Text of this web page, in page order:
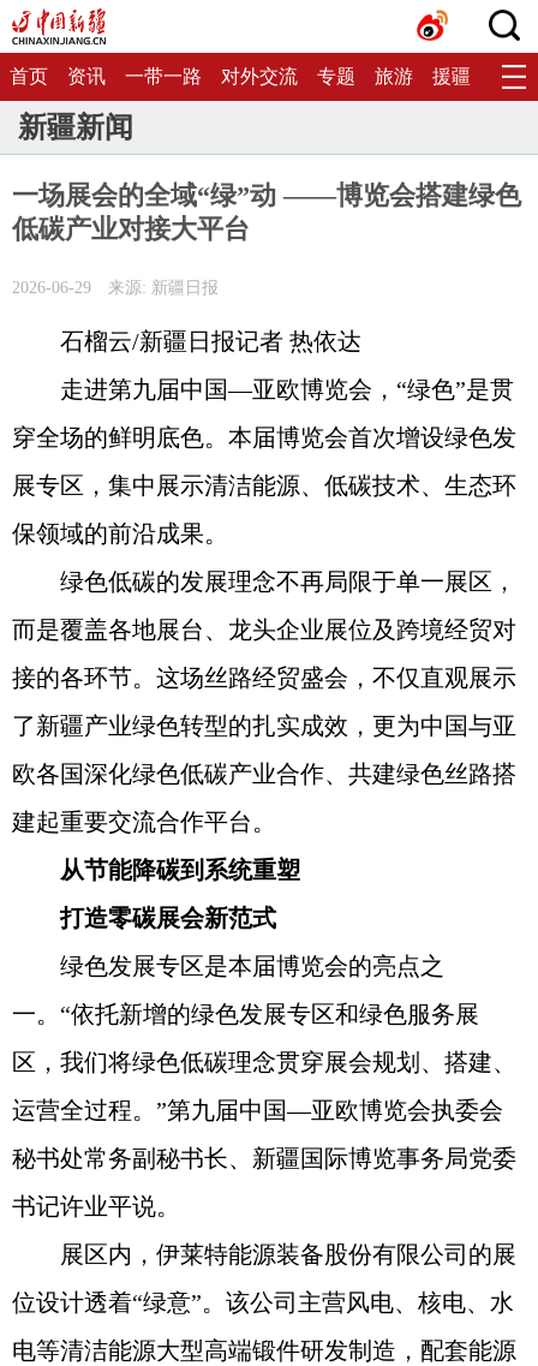
首页 资讯 一带一路 对外交流 专题 旅游 援疆 生态
新疆新闻
一场展会的全域“绿”动 ——博览会搭建绿色
低碳产业对接大平台
2026-06-29 来源: 新疆日报
石榴云/新疆日报记者 热依达
走进第九届中国—亚欧博览会，“绿色”是贯
穿全场的鲜明底色。本届博览会首次增设绿色发
展专区，集中展示清洁能源、低碳技术、生态环
保领域的前沿成果。
绿色低碳的发展理念不再局限于单一展区，
而是覆盖各地展台、龙头企业展位及跨境经贸对
接的各环节。这场丝路经贸盛会，不仅直观展示
了新疆产业绿色转型的扎实成效，更为中国与亚
欧各国深化绿色低碳产业合作、共建绿色丝路搭
建起重要交流合作平台。
从节能降碳到系统重塑
打造零碳展会新范式
绿色发展专区是本届博览会的亮点之
一。“依托新增的绿色发展专区和绿色服务展
区，我们将绿色低碳理念贯穿展会规划、搭建、
运营全过程。”第九届中国—亚欧博览会执委会
秘书处常务副秘书长、新疆国际博览事务局党委
书记许业平说。
展区内，伊莱特能源装备股份有限公司的展
位设计透着“绿意”。该公司主营风电、核电、水
电等清洁能源大型高端锻件研发制造，配套能源